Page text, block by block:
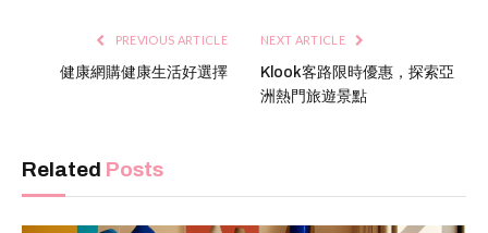
PREVIOUS ARTICLE
健康網購健康生活好選擇
NEXT ARTICLE
Klook客路限時優惠，探索亞
洲熱門旅遊景點
Related Posts